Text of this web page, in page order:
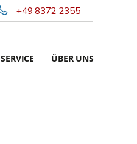
+49 8372 2355
SERVICE ÜBER UNS